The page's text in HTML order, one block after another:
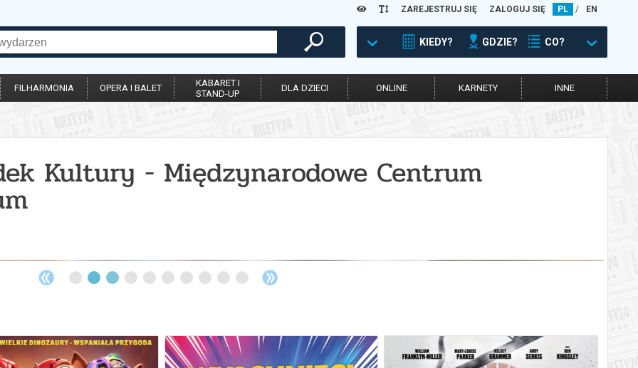
ZAREJESTRUJ SIĘ ZALOGUJ SIĘ PL / EN
KIEDY? GDZIE? CO?
FILHARMONIA OPERA I BALET
KABARET I
STAND-UP
DLA DZIECI ONLINE KARNETY INNE
Kultury - Międzynarodowe Centrum